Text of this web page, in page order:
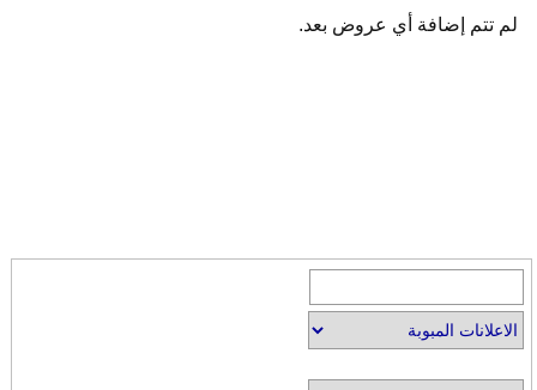
لم تتم إضافة أي عروض بعد.